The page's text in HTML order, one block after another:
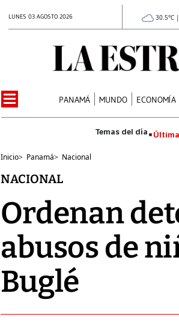
LUNES 03 AGOSTO 2026 30.5°C
PANAMÁ MUNDO ECONOMÍA
Inicio> Panamá> Nacional
NACIONAL
Ordenan
abusos de
Buglé